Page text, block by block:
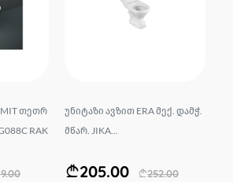
თეთრ
RAK
უნიტაზი ავზით ERA მექ. დამჭ.
მწარ. JIKA...
205.00 252.00